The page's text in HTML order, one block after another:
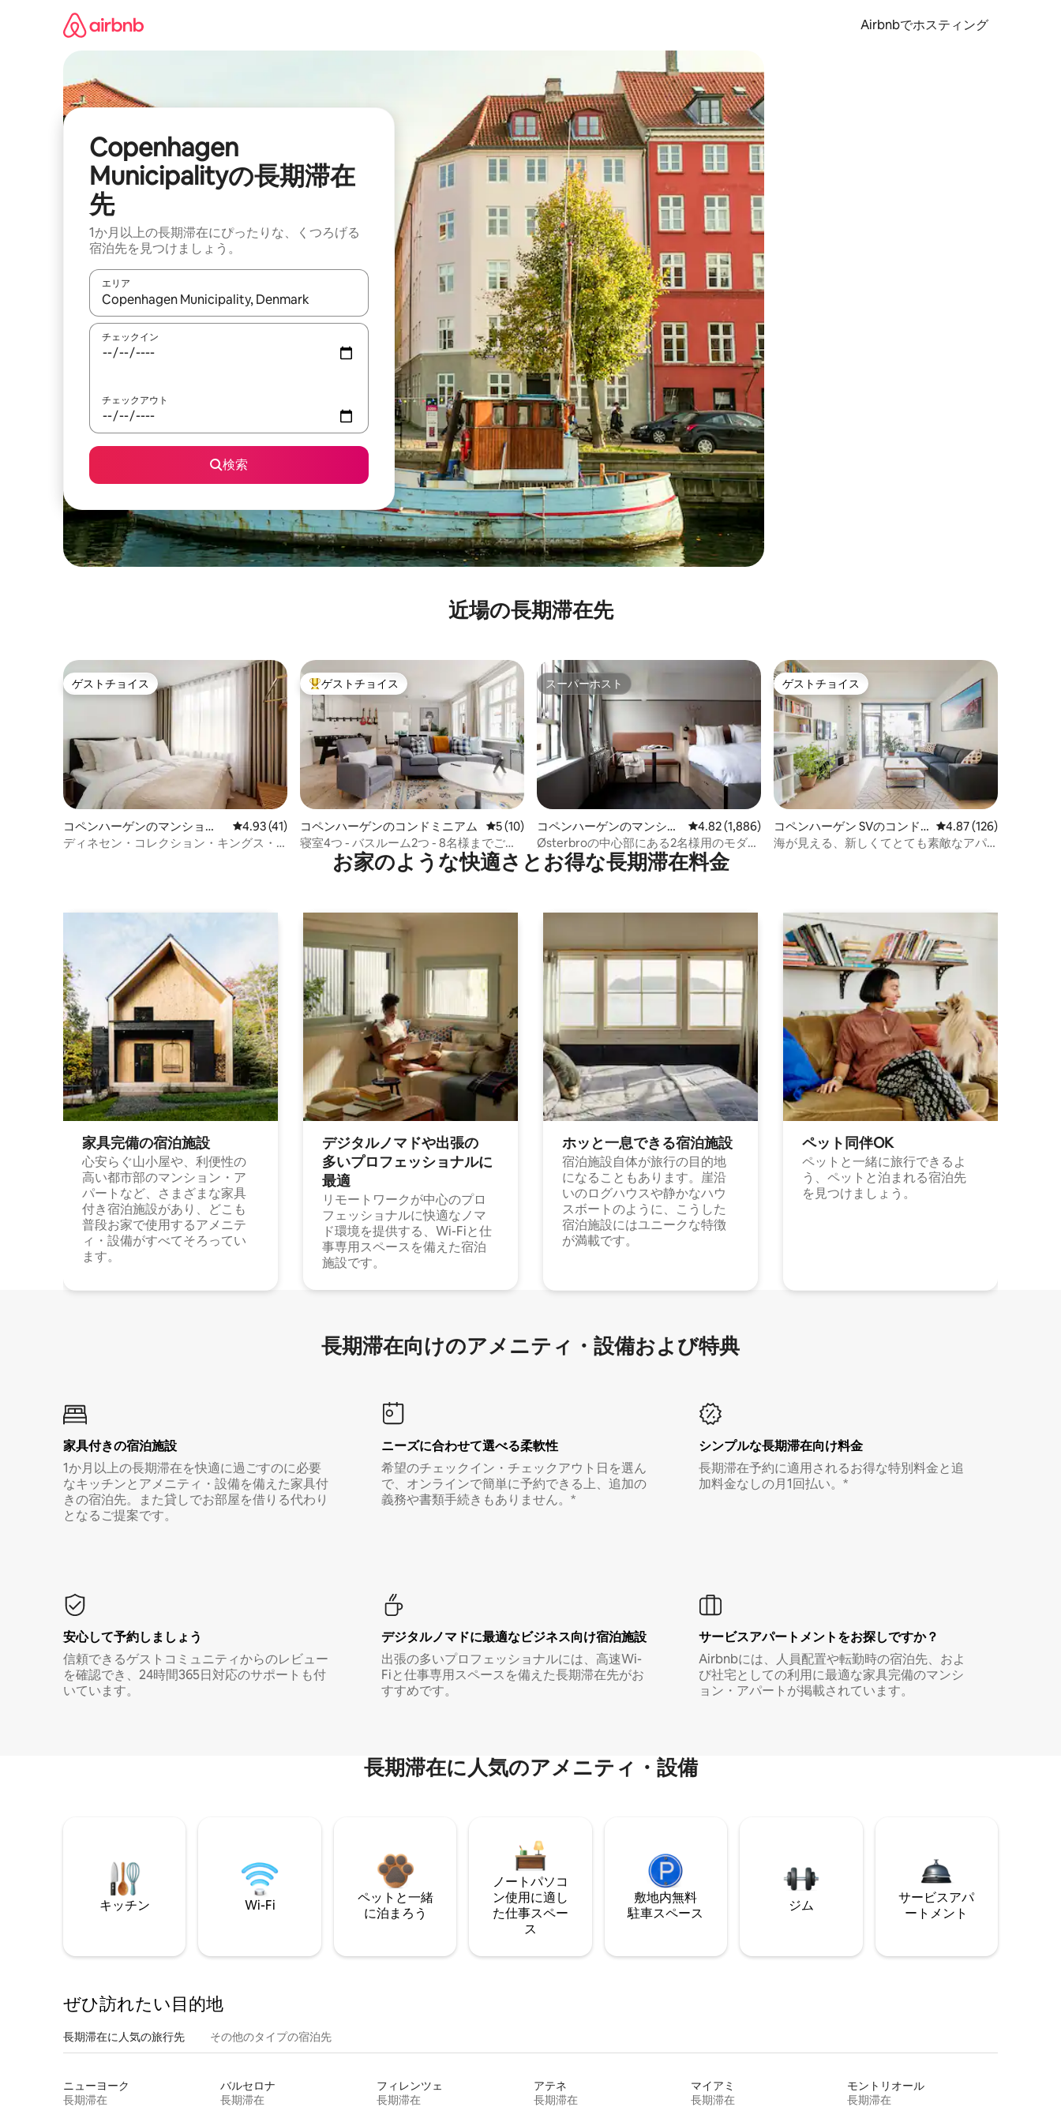
Airbnbでホスティング
Copenhagen
Municipalityの長期滞在
先
1か月以上の長期滞在にぴったりな、くつろげる
宿泊先を見つけましょう。
エリア
検索結果が表示されたら、上下の矢印キーを使って移動するか、画面をタッチまたはスワイプして検索結果を確認することができます。
チェックイン
チェックアウト
検索
近場の長期滞在先
ゲストチョイス
ゲストチョイス
コペンハーゲンのマンショ
ン・アパート
レビュー41件、5つ星中4.93つ星の平均評価
4.93 (41)
ディネセン・コレクション・キングス・
大好評のゲストチョイスです。
ゲストチョイス
コペンハーゲンのコンドミニアム レビュー10件、5つ星中5つ星の平均評価
5 (10)
寝室4つ - バスルーム2つ - 8名様までご宿
泊いただけます
スーパーホスト
スーパーホスト
コペンハーゲンのマンショ
ン・アパート
レビュー1,886件、5つ星中4.82つ星の平均評価
4.82 (1,886)
Østerbroの中心部にある2名様用のモダン
なスタジオ
ゲストチョイス
ゲストチョイス
コペンハーゲン SVのコンド
ミニアム
レビュー126件、5つ
4.87 (126)
海が見える、新しくてとても素敵なアパ
お家のような快⁠適⁠さ⁠とお⁠得⁠な長⁠期⁠滞⁠在料⁠金
家具完備の宿⁠泊⁠施⁠設
心安らぐ山小屋や、利便性の
高い都市部のマンション・ア
パートなど、さまざまな家具
付き宿泊施設があり、どこも
普段お家で使用するアメニテ
ィ・設備がすべてそろってい
ます。
デジタルノマドや出⁠張⁠の
多⁠いプ⁠ロ⁠フ⁠ェ⁠ッ⁠シ⁠ョ⁠ナ⁠ル⁠に
最⁠適
リモートワークが中心のプロ
フェッショナルに快適なノマ
ド環境を提供する、Wi-Fiと仕
事専用スペースを備えた宿泊
施設です。
ホッと一⁠息⁠で⁠き⁠る宿⁠泊施⁠設
宿泊施設自体が旅行の目的地
になることもあります。崖沿
いのログハウスや静かなハウ
スボートのように、こうした
宿泊施設にはユニークな特徴
が満載です。
ペット同⁠伴OK
ペットと一緒に旅行できるよ
う、ペットと泊まれる宿泊先
を見つけましょう。
長期滞在向け⁠のア⁠メ⁠ニ⁠テ⁠ィ⁠・設⁠備⁠および特⁠典
家具付き⁠の宿⁠泊⁠施⁠設
1か月以上の長期滞在を快適に過ごすのに必要
なキッチンとアメニティ・設備を備えた家具付
きの宿泊先。また貸しでお部屋を借りる代わり
となるご提案です。
ニーズに合わせて選べる柔軟性
希望のチェックイン・チェックアウト日を選ん
で、オンラインで簡単に予約できる上、追加の
義務や書類手続きもありません。*
シンプルな長期滞在向け料金
長期滞在予約に適用されるお得な特別料金と追
加料金なしの月1回払い。*
安心して予約しましょう
信頼できるゲストコミュニティからのレビュー
を確認でき、24時間365日対応のサポートも付
いています。
デジタルノマド⁠に最⁠適⁠なビ⁠ジ⁠ネ⁠ス⁠向⁠け宿⁠泊⁠施⁠設
出張の多いプロフェッショナルには、高速Wi-
Fiと仕事専用スペースを備えた長期滞在先がお
すすめです。
サービスアパートメントをお探しですか？
Airbnbには、人員配置や転勤時の宿泊先、およ
び社宅としての利用に最適な家具完備のマンシ
ョン・アパートが掲載されています。
長期滞在に人気のアメニティ・設備
キッチン Wi-Fi
ペットと一緒
に泊まろう
ノートパソコ
ン使用に適し
た仕事スペー
ス
敷地内無料
駐⁠車ス⁠ペ⁠ー⁠ス
ジム
サービスアパ
ートメント
ぜひ訪⁠れ⁠た⁠い目⁠的⁠地
長期滞在に人気の旅行先 その他のタ⁠イ⁠プ⁠の宿⁠泊⁠先
ニューヨーク
長期滞在
バルセロナ
長期滞在
フィレンツェ
長期滞在
アテネ
長期滞在
マイアミ
長期滞在
モントリオール
長期滞在